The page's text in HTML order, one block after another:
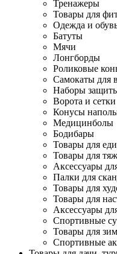
Тренажеры
Товары для
Одежда и
Батуты
Мячи
Лонгборды
Роликовые
Самокаты для
Наборы
Ворота и сетки
Конусы
Медицинболы
Бодибары
Товары для
Товары для
Аксессуары
Палки для
Товары для
Товары для
Аксессуары
Спортивные
Товары для
Спортивные